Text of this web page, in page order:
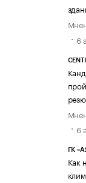
6
6
ГК
Как